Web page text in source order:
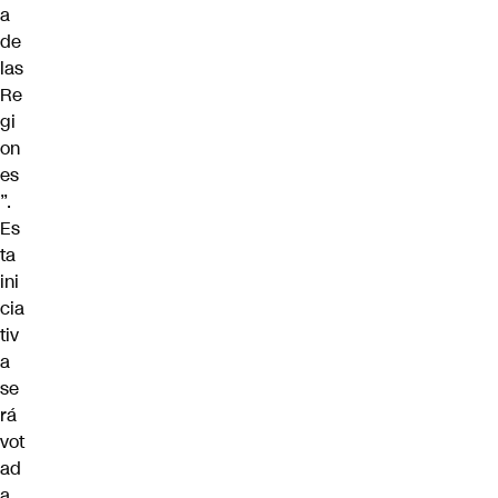
a
de
las
Re
gi
on
es
”.
Es
ta
ini
cia
tiv
a
se
rá
vot
ad